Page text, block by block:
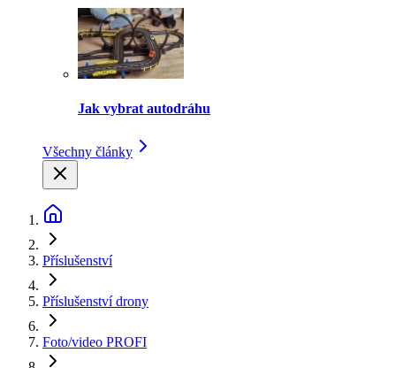
Jak vybrat autodráhu
Všechny články
Příslušenství
Příslušenství drony
Foto/video PROFI